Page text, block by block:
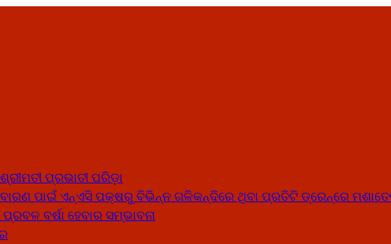
ପ୍ରଭାତୀ ପରିଡ଼ା
ନିବାରଣ ପାଇଁ ଏନ୍‌ଏସି ପକ୍ଷରୁ ବିଭିନ୍ନ ଗଳିକନ୍ଦିରେ ଥିବା ପ୍ରତିଟି ଡ୍ରେନ୍‌ରେ
ବର୍ଷା ହେବାର ସମ୍ଭାବନା